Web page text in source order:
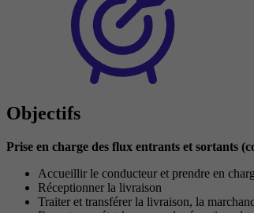
Objectifs
Prise en charge des flux entrants et sortants
Accueillir le conducteur et prendre en
Réceptionner la livraison
Traiter et transférer la livraison, la